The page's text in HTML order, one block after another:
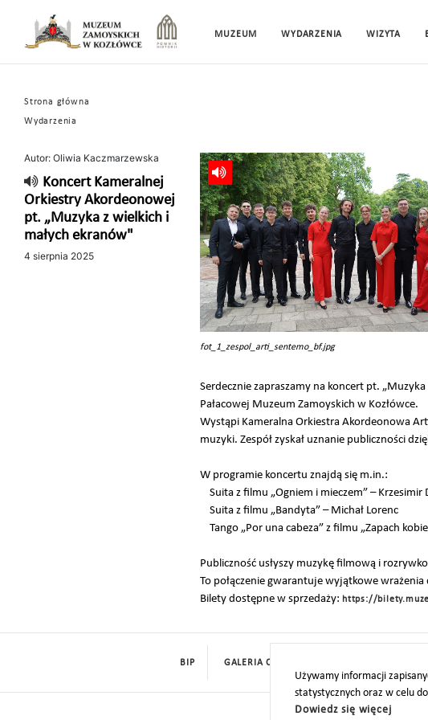
MUZEUM WYDARZENIA WIZYTA
Strona główna
Wydarzenia
Autor: Oliwia Kaczmarzewska
Koncert Kameralnej
Orkiestry Akordeonowej
pt. „Muzyka z wielkich i
małych ekranów"
4 sierpnia 2025
fot_1_zespol_arti_sentemo_bf.jpg
Serdecznie zapraszamy na koncert pt.
Pałacowej Muzeum Zamoyskich w Kozłówce.
Wystąpi Kameralna Orkiestra Akordeonowa
muzyki. Zespół zyskał uznanie publiczności
W programie koncertu znajdą się m.in.:
Suita z filmu „Ogniem i mieczem” – Krzesimir
Suita z filmu „Bandyta” – Michał Lorenc
Tango „Por una cabeza” z filmu „Zapach
Publiczność usłyszy muzykę filmową i
To połączenie gwarantuje wyjątkowe
Bilety dostępne w sprzedaży: https://
Używamy informacji
statystycznych oraz w celu
Dowiedz się więcej
BIP GALERIA CYFROWA